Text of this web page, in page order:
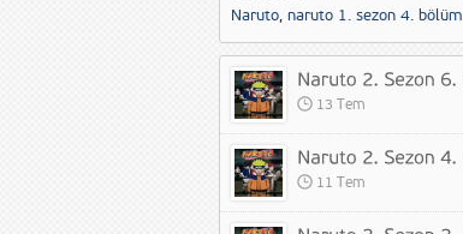
Naruto, naruto 1. sezon 4. bölüm
13 Tem
11 Tem